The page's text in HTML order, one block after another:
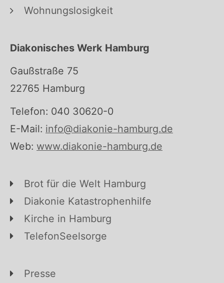
Wohnungslosigkeit
Diakonisches Werk Hamburg
Gaußstraße 75
22765 Hamburg
Telefon: 040 30620-0
E-Mail: info@diakonie-hamburg.de
Web: www.diakonie-hamburg.de
Brot für die Welt Hamburg
Diakonie Katastrophenhilfe
Kirche in Hamburg
TelefonSeelsorge
Presse